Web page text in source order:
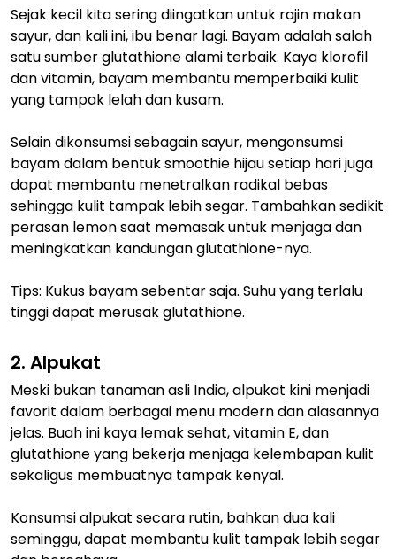
Sejak kecil kita sering diingatkan untuk rajin makan
sayur, dan kali ini, ibu benar lagi. Bayam adalah salah
satu sumber glutathione alami terbaik. Kaya klorofil
dan vitamin, bayam membantu memperbaiki kulit
yang tampak lelah dan kusam.
Selain dikonsumsi sebagain sayur, mengonsumsi
bayam dalam bentuk smoothie hijau setiap hari juga
dapat membantu menetralkan radikal bebas
sehingga kulit tampak lebih segar. Tambahkan sedikit
perasan lemon saat memasak untuk menjaga dan
meningkatkan kandungan glutathione-nya.
Tips: Kukus bayam sebentar saja. Suhu yang terlalu
tinggi dapat merusak glutathione.
2. Alpukat
Meski bukan tanaman asli India, alpukat kini menjadi
favorit dalam berbagai menu modern dan alasannya
jelas. Buah ini kaya lemak sehat, vitamin E, dan
glutathione yang bekerja menjaga kelembapan kulit
sekaligus membuatnya tampak kenyal.
Konsumsi alpukat secara rutin, bahkan dua kali
seminggu, dapat membantu kulit tampak lebih segar